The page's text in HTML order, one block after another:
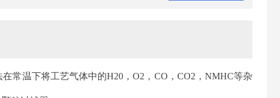
常温下将工艺气体中的H20，O2，CO，CO2，NMHC等杂